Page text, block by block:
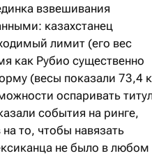
взвешивания
казахстанец
лимит (его вес
как Рубио существенно
(весы показали 73,4
оспаривать
события на ринге,
то, чтобы навязать
не было в любом